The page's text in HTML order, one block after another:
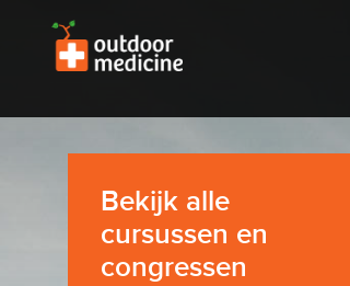
Bekijk alle
cursussen en
congressen